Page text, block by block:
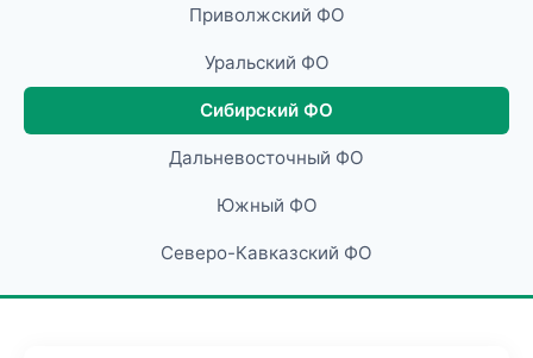
Приволжский ФО
Уральский ФО
Сибирский ФО
Дальневосточный ФО
Южный ФО
Северо-Кавказский ФО